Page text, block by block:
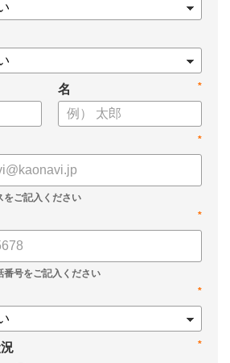
のステップ
。ぜひお役立てください。
*
名
*
*
*
*